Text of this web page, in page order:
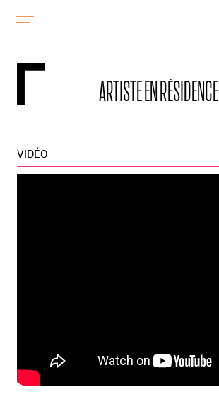
ARTISTE EN RÉSIDENCE
VIDÉO